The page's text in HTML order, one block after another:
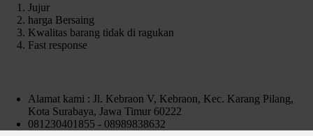
Jujur
harga Bersaing
Kwalitas barang tidak di ragukan
Fast response
Alamat kami : Jl. Kebraon V, Kebraon, Kec. Karang Pilang,
Kota Surabaya, Jawa Timur 60222
081230401855 - 08989838632